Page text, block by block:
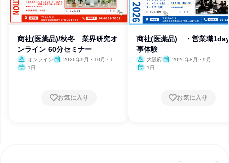
商社(医薬品)/秋冬 業界研究オ
ンライン 60分セミナー
オンライン
2026年9月・10月・11
1日
お気に入り
商社(医薬品) ・営業職
事体験
大阪府
2026年8月・9月
1日
お気に入り